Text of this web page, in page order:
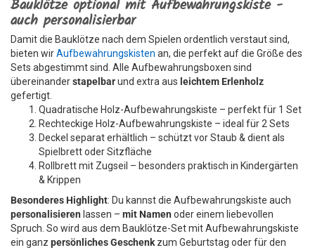
Bauklötze optional mit Aufbewahrungskiste -
auch personalisierbar
Damit die Bauklötze nach dem Spielen ordentlich verstaut sind,
bieten wirAufbewahrungskisten an, die perfekt auf die Größe des
Sets abgestimmt sind. Alle Aufbewahrungsboxen sind
übereinanderstapelbarund extra aus leichtem Erlenholz
gefertigt.
Quadratische Holz-Aufbewahrungskiste – perfekt für 1 Set
Rechteckige Holz-Aufbewahrungskiste – ideal für 2 Sets
Deckel separat erhältlich – schützt vor Staub & dient als
Spielbrett oder Sitzfläche
Rollbrett mit Zugseil – besonders praktisch in Kindergärten
& Krippen
Besonderes Highlight: Du kannst die Aufbewahrungskiste auch
personalisieren lassen – mit Namen oder einem liebevollen
Spruch. So wird aus dem Bauklötze-Set mit Aufbewahrungskiste
ein ganz persönliches Geschenk zum Geburtstag oder für den